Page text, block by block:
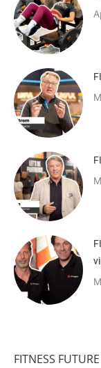
FITNESS